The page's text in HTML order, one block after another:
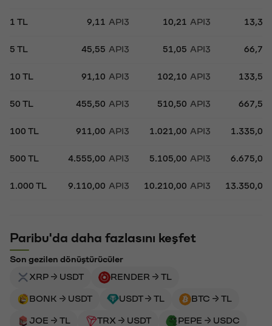
1 TL 9,11 API3 10,21 API3 13,35
5 TL 45,55 API3 51,05 API3 66,75
10 TL 91,10 API3 102,10 API3 133,50
50 TL 455,50 API3 510,50 API3 667,50
100 TL 911,00 API3 1.021,00 API3 1.335,00
500 TL 4.555,00 API3 5.105,00 API3 6.675,00
1.000 TL 9.110,00 API3 10.210,00 API3 13.350,00
Paribu'da daha fazlasını keşfet
Son gezilen dönüştürücüler
XRP → USDT
RENDER → TL
BONK → USDT USDT → TL BTC → TL
JOE → TL TRX → USDT PEPE → USDC